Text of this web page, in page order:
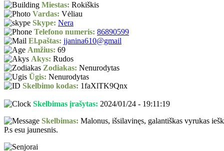
Miestas: Rokiškis
Vardas: Vėliau
Skype: Nera
Telefono numeris: 86890599
El.paštas: jjanina610@gmail
Amžius: 69
Akys: Rudos
Zodiakas: Nenurodytas
Ūgis: Nenurodytas
Skelbimo kodas: 1faXlTK9Qnx
Skelbimas įrašytas: 2024/01/24 - 19:11:19
Skelbimas: Malonus, išsilavinęs, galantiškas vyrukas
P.s esu jaunesnis.